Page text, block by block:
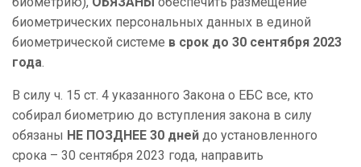
биометрических персональных данных в единой
биометрической системе в срок до 30 сентября 2023
года.
В силу ч. 15 ст. 4 указанного Закона о ЕБС все, кто
собирал биометрию до вступления закона в силу
обязаны НЕ ПОЗДНЕЕ 30 дней до установленного
срока – 30 сентября 2023 года, направить